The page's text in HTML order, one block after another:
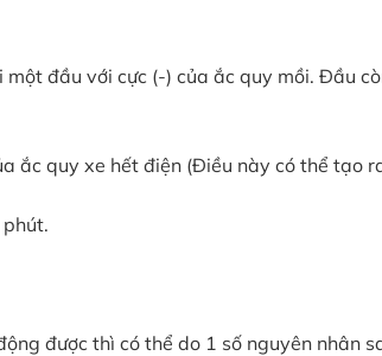
đầu với cực (-) của ắc quy mồi. Đầu
ắc quy xe hết điện (Điều này có thể tạo
được thì có thể do 1 số nguyên nhân